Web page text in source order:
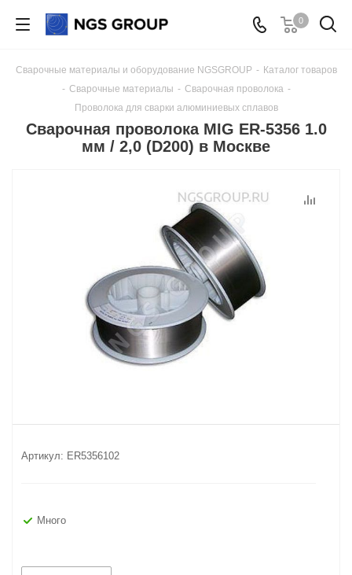
0
Сварочные материалы и оборудование NGSGROUP - Каталог товаров
- Сварочные материалы - Сварочная проволока -
Проволока для сварки алюминиевых сплавов
Сварочная проволока MIG ER-5356 1.0
мм / 2,0 (D200) в Москве
Артикул: ER5356102
Много